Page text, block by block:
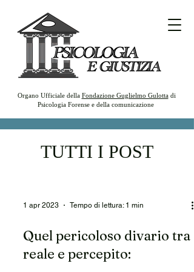
Organo Ufficiale della Fondazione Guglielmo Gulottadi
Psicologia Forense e della comunicazione
TUTTI I POST
1 apr 2023 Tempo di lettura: 1 min
Quel pericoloso divario tra
reale e percepito: